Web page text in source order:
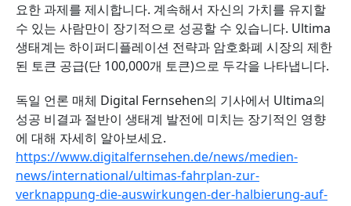
요한 과제를 제시합니다. 계속해서 자신의 가치를 유지할
수 있는 사람만이 장기적으로 성공할 수 있습니다. Ultima
생태계는 하이퍼디플레이션 전략과 암호화폐 시장의 제한
된 토큰 공급(단 100,000개 토큰)으로 두각을 나타냅니다.
독일 언론 매체 Digital Fernsehen의 기사에서 Ultima의
성공 비결과 절반이 생태계 발전에 미치는 장기적인 영향
에 대해 자세히 알아보세요.
https://www.digitalfernsehen.de/news/medien-
news/international/ultimas-fahrplan-zur-
verknappung-die-auswirkungen-der-halbierung-auf-